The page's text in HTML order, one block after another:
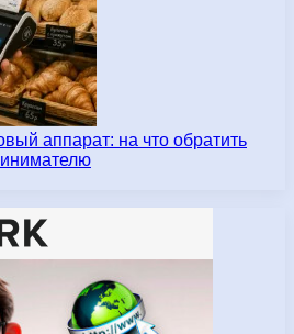
аппарат: на что обратить